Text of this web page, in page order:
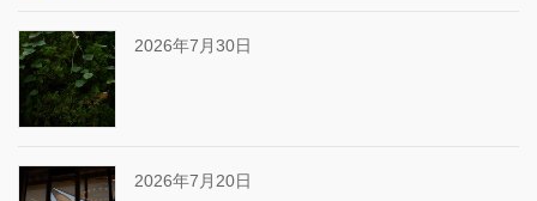
2026年7月30日
2026年7月20日